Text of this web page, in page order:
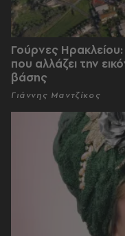
Γούρνες
που αλλάζει την
βάσης
Γιάννης Μαντζίκος